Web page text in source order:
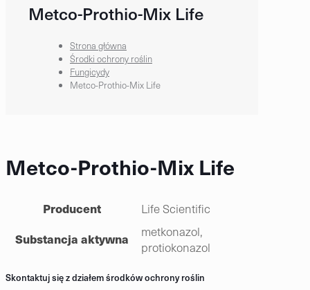
Metco-Prothio-Mix Life
Strona główna
Środki ochrony roślin
Fungicydy
Metco-Prothio-Mix Life
Metco-Prothio-Mix Life
Producent Life Scientific
Substancja aktywna
metkonazol,
protiokonazol
Skontaktuj się z działem środków ochrony roślin